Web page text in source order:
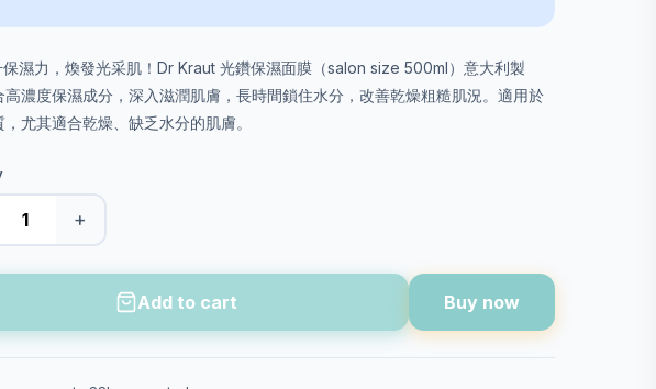
保濕力，煥發光采肌！Dr Kraut 光鑽保濕面膜（salon size 500ml）意大利製
高濃度保濕成分，深入滋潤肌膚，長時間鎖住水分，改善乾燥粗糙肌況。適用於
尤其適合乾燥、缺乏水分的肌膚。
+
Add to cart Buy now